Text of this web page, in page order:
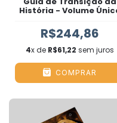
História - Volume
R$244,86
4x de R$61,22 sem juros
COMPRAR